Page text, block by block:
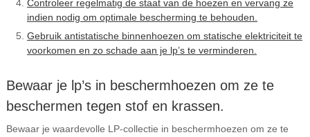
Controleer regelmatig de staat van de hoezen en vervang ze
indien nodig om optimale bescherming te behouden.
Gebruik antistatische binnenhoezen om statische elektriciteit te
voorkomen en zo schade aan je lp’s te verminderen.
Bewaar je lp’s in beschermhoezen om ze te
beschermen tegen stof en krassen.
Bewaar je waardevolle LP-collectie in beschermhoezen om ze te